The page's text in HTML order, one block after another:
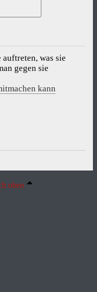
was sie
gegen sie
kann
oben